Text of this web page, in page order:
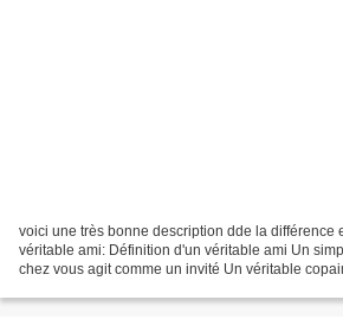
voici une très bonne description dde la différence
véritable ami: Définition d'un véritable ami Un
chez vous agit comme un invité Un véritable